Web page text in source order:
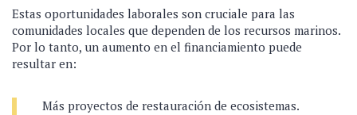
Estas oportunidades laborales son cruciale para las
comunidades locales que dependen de los recursos marinos.
Por lo tanto, un aumento en el financiamiento puede
resultar en:
Más proyectos de restauración de ecosistemas.